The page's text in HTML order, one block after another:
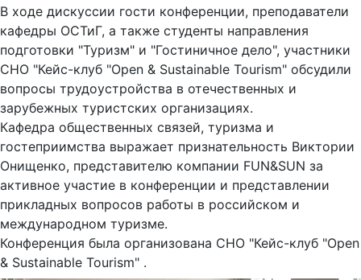
В ходе дискуссии гости конференции, преподаватели
кафедры ОСТиГ, а также студенты направления
подготовки "Туризм" и "Гостиничное дело", участники
СНО "Кейс-клуб "Open & Sustainable Tourism" обсудили
вопросы трудоустройства в отечественных и
зарубежных туристских организациях.
Кафедра общественных связей, туризма и
гостеприимства выражает признательность Виктории
Онищенко, представителю компании FUN&SUN за
активное участие в конференции и представлении
прикладных вопросов работы в российском и
международном туризме.
Конференция была организована СНО "Кейс-клуб "Open
& Sustainable Tourism" .